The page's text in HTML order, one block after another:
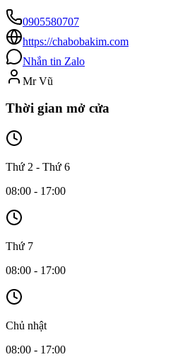
0905580707
https://chabobakim.com
Nhắn tin Zalo
Mr Vũ
Thời gian mở cửa
Thứ 2 - Thứ 6
08:00 - 17:00
Thứ 7
08:00 - 17:00
Chủ nhật
08:00 - 17:00